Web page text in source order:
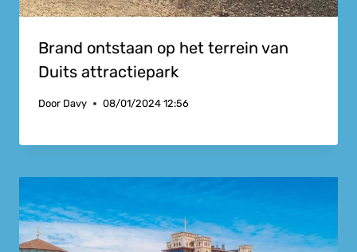
Brand ontstaan op het terrein van
Duits attractiepark
Door Davy 08/01/2024 12:56